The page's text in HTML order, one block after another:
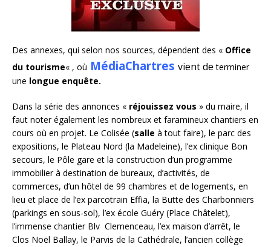
Des annexes, qui selon nos sources, dépendent des « Office
du tourisme« , où MédiaChartres vient de terminer
une longue enquête.
Dans la série des annonces « réjouissez vous » du maire, il
faut noter également les nombreux et faramineux chantiers en
cours où en projet. Le Colisée (salle à tout faire), le parc des
expositions, le Plateau Nord (la Madeleine), l’ex clinique Bon
secours, le Pôle gare et la construction d’un programme
immobilier à destination de bureaux, d’activités, de
commerces, d’un hôtel de 99 chambres et de logements, en
lieu et place de l’ex parcotrain Effia, la Butte des Charbonniers
(parkings en sous-sol), l’ex école Guéry (Place Châtelet),
l’immense chantier Blv Clemenceau, l’ex maison d’arrêt, le
Clos Noël Ballay, le Parvis de la Cathédrale, l’ancien collège